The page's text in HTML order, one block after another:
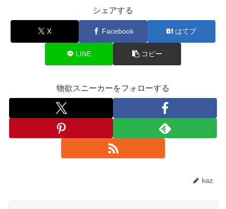
シェアする
X Facebook はてブ
LINE コピー
物欲スニーカーをフォローする
kaz